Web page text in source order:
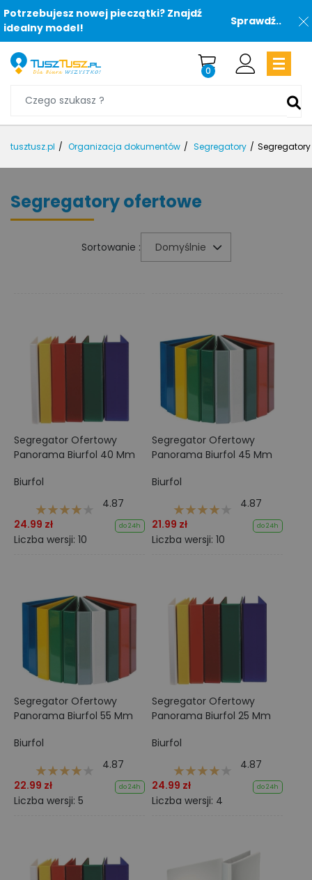
Potrzebujesz nowej pieczątki? Znajdź
idealny model!
Sprawdź..
0
tusztusz.pl Organizacja dokumentów Segregatory
Segregatory ofertowe
Sortowanie : Domyślnie
Segregator Ofertowy
Panorama Biurfol 40 Mm
Biurfol
4.87
24.99 zł
do 24h
Liczba wersji: 10
Segregator Ofertowy
Panorama Biurfol 45 Mm
Biurfol
4.87
21.99 zł
do 24h
Liczba wersji: 10
Segregator Ofertowy
Panorama Biurfol 55 Mm
Biurfol
4.87
22.99 zł
do 24h
Liczba wersji: 5
Segregator Ofertowy
Panorama Biurfol 25 Mm
Biurfol
4.87
24.99 zł
do 24h
Liczba wersji: 4